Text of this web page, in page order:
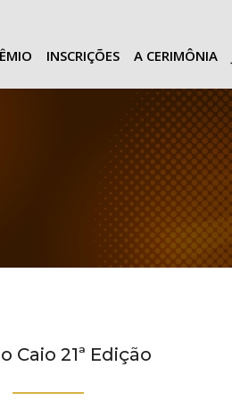
INSCRIÇÕES A CERIMÔNIA
Caio 21ª Edição